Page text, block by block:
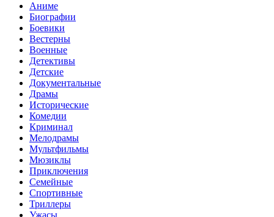
Аниме
Биографии
Боевики
Вестерны
Военные
Детективы
Детские
Документальные
Драмы
Исторические
Комедии
Криминал
Мелодрамы
Мультфильмы
Мюзиклы
Приключения
Семейные
Спортивные
Триллеры
Ужасы